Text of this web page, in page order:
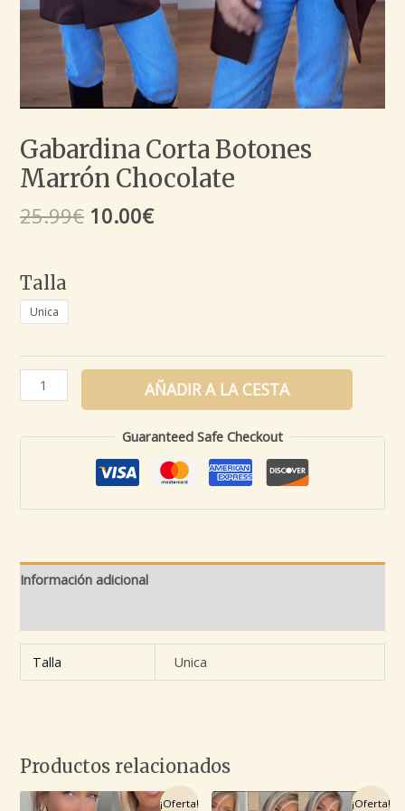
Gabardina Corta Botones
Marrón Chocolate
25.99€ 10.00€
Talla
Unica
AÑADIR A LA CESTA
Guaranteed Safe Checkout
Información adicional
Talla Unica
Productos relacionados
¡Oferta!
El
El
¡Oferta!
El
El